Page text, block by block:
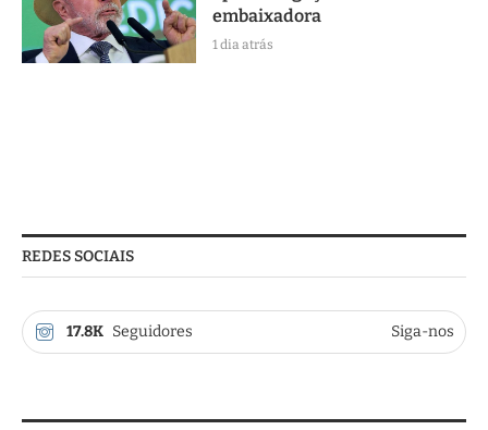
embaixadora
1 dia atrás
REDES SOCIAIS
17.8K Seguidores Siga-nos